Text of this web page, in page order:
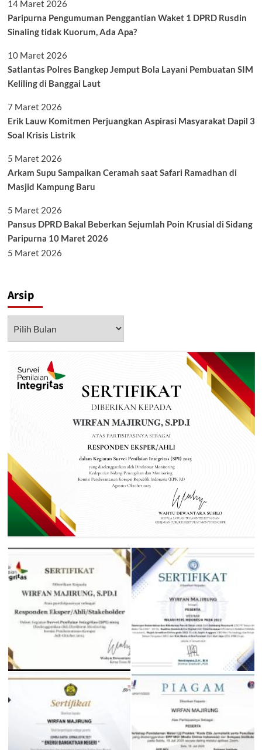
14 Maret 2026
Paripurna Pengumuman Penggantian Waket 1 DPRD Rusdin
Sinaling tidak Kuorum, Ada Apa?
10 Maret 2026
Satlantas Polres Bangkep Jemput Bola Layani Pembuatan SIM
Keliling di Banggai Laut
7 Maret 2026
Erik Lauw Komitmen Perjuangkan Aspirasi Masyarakat Dapil 3
Soal Krisis Listrik
5 Maret 2026
Arkam Supu Sampaikan Ceramah saat Safari Ramadhan di
Masjid Kampung Baru
5 Maret 2026
Pansus DPRD Bakal Beberkan Sejumlah Poin Krusial di Sidang
Paripurna 10 Maret 2026
5 Maret 2026
Arsip